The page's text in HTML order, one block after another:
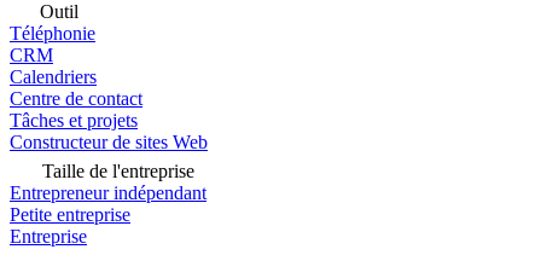
Outil
Téléphonie
CRM
Calendriers
Centre de contact
Tâches et projets
Constructeur de sites Web
Taille de l'entreprise
Entrepreneur indépendant
Petite entreprise
Entreprise